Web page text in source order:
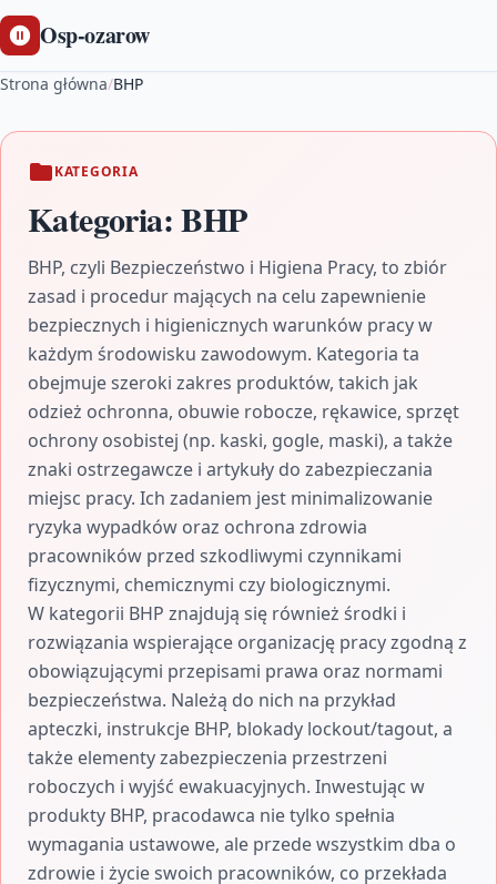
Osp-ozarow
Strona główna/BHP
KATEGORIA
Kategoria:BHP
BHP, czyli Bezpieczeństwo i Higiena Pracy, to zbiór
zasad i procedur mających na celu zapewnienie
bezpiecznych i higienicznych warunków pracy w
każdym środowisku zawodowym. Kategoria ta
obejmuje szeroki zakres produktów, takich jak
odzież ochronna, obuwie robocze, rękawice, sprzęt
ochrony osobistej (np. kaski, gogle, maski), a także
znaki ostrzegawcze i artykuły do zabezpieczania
miejsc pracy. Ich zadaniem jest minimalizowanie
ryzyka wypadków oraz ochrona zdrowia
pracowników przed szkodliwymi czynnikami
fizycznymi, chemicznymi czy biologicznymi.
W kategorii BHP znajdują się również środki i
rozwiązania wspierające organizację pracy zgodną z
obowiązującymi przepisami prawa oraz normami
bezpieczeństwa. Należą do nich na przykład
apteczki, instrukcje BHP, blokady lockout/tagout, a
także elementy zabezpieczenia przestrzeni
roboczych i wyjść ewakuacyjnych. Inwestując w
produkty BHP, pracodawca nie tylko spełnia
wymagania ustawowe, ale przede wszystkim dba o
zdrowie i życie swoich pracowników, co przekłada